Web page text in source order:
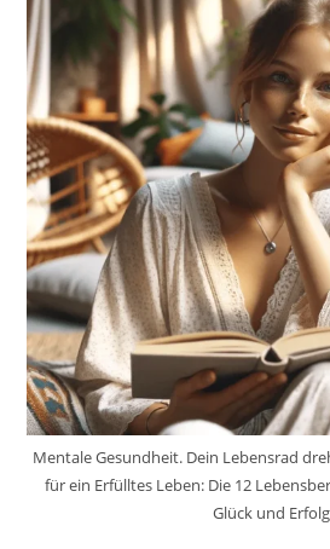
Mentale Gesundheit. Dein Lebensrad
für ein Erfülltes Leben: Die 12
Glück und Erfolg